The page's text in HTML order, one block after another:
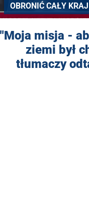
OBRONIĆ CAŁY KRAJ
"Moja misja -
ziemi był
tłumaczy